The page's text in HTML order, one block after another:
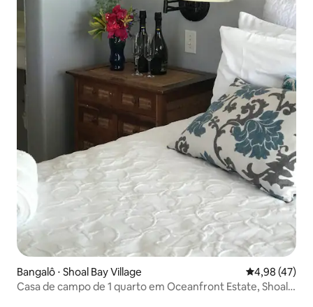
Bangalô ⋅ Shoal Bay Village 4,98 de uma
4,98 (47)
Casa de campo de 1 quarto em Oceanfront Estate, Shoal